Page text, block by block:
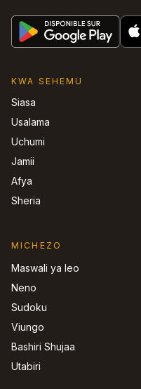
KWA SEHEMU
Siasa
Usalama
Uchumi
Jamii
Afya
Sheria
MICHEZO
Maswali ya leo
Neno
Sudoku
Viungo
Bashiri Shujaa
Utabiri